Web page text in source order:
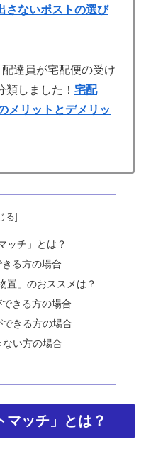
さないポストの選び
達員が宅配便の受け
しました！ 宅配
メリットとデメリッ
ッチ」とは？
きる方の場合
置」のおススメは？
きる方の場合
きる方の場合
い方の場合
マッチ」とは？